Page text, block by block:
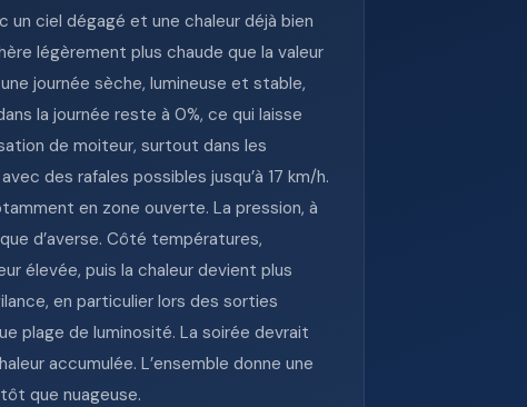
un ciel dégagé et une chaleur déjà bien
légèrement plus chaude que la valeur
journée sèche, lumineuse et stable,
la journée reste à 0%, ce qui laisse
de moiteur, surtout dans les
des rafales possibles jusqu’à 17 km/h.
en zone ouverte. La pression, à
d’averse. Côté températures,
élevée, puis la chaleur devient plus
en particulier lors des sorties
plage de luminosité. La soirée devrait
accumulée. L’ensemble donne une
que nuageuse.